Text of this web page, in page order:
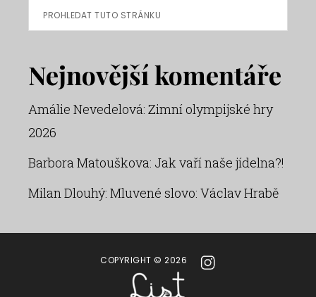
Prohledat
tuto
Nejnovější komentáře
Amálie Nevedelová: Zimní olympijské hry
2026
Barbora Matouškova: Jak vaří naše jídelna?!
Milan Dlouhý: Mluvené slovo: Václav Hrabě
COPYRIGHT © 2026